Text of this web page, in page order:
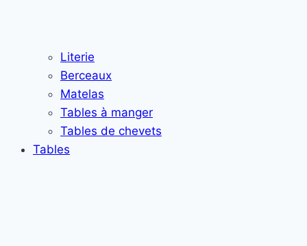
Literie
Berceaux
Matelas
Tables à manger
Tables de chevets
Tables